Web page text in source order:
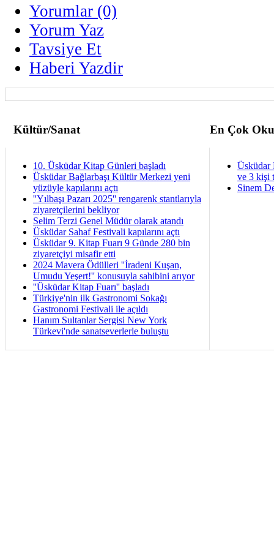
Yorumlar (0)
Yorum Yaz
Tavsiye Et
Haberi Yazdir
Kültür/Sanat En Çok
10. Üsküdar Kitap Günleri başladı
Üsküdar Bağlarbaşı Kültür Merkezi yeni
yüzüyle kapılarını açtı
''Yılbaşı Pazarı 2025'' rengarenk stantlarıyla
ziyaretçilerini bekliyor
Selim Terzi Genel Müdür olarak atandı
Üsküdar Sahaf Festivali kapılarını açtı
Üsküdar 9. Kitap Fuarı 9 Günde 280 bin
ziyaretçiyi misafir etti
2024 Mavera Ödülleri ''İradeni Kuşan,
Umudu Yeşert!'' konusuyla sahibini arıyor
''Üsküdar Kitap Fuarı'' başladı
Türkiye'nin ilk Gastronomi Sokağı
Gastronomi Festivali ile açıldı
Hanım Sultanlar Sergisi New York
Türkevi'nde sanatseverlerle buluştu
Üsküdar
ve 3 kişi
Sinem